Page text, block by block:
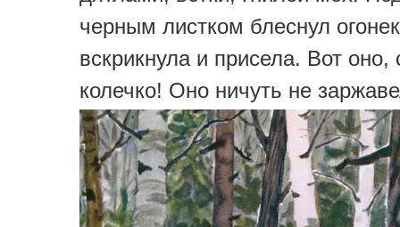
черным листком блеснул
вскрикнула и присела. Вот оно,
колечко! Оно ничуть не